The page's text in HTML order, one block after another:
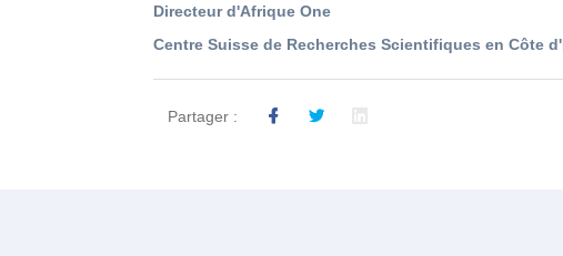
Directeur d'Afrique One
Centre Suisse de Recherches Scientifiques en Côte
Partager :